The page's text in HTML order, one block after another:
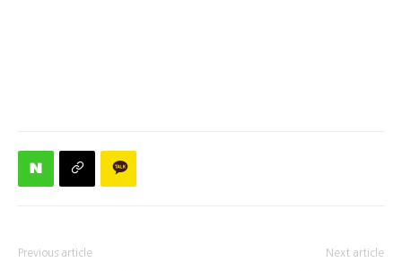
Previous article Next article